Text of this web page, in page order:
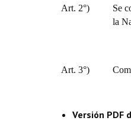
Art. 2°)
Se
la
Art. 3°)
Versión PDF